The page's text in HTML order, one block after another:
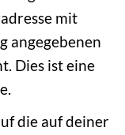
mit
angegebenen
Dies ist eine
die auf deiner